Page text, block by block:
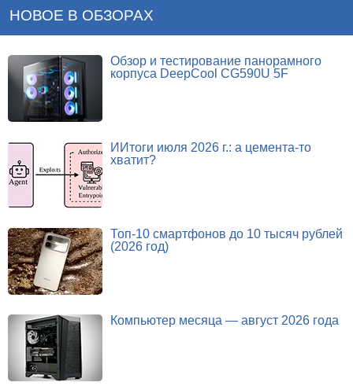
НОВОЕ В ОБЗОРАХ
Обзор и тестирование панорамного
корпуса DeepCool CG590U 5F
ИИтоги июля 2026 г.: а цемента-то
хватит?
Топ-10 смартфонов до 10 тысяч рублей
(2026 год)
Компьютер месяца — август 2026 года